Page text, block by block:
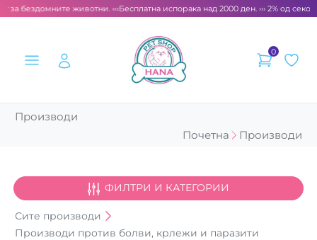
за бездомните животни. ‹‹‹Бесплатна испорака над 2000 ден. ››› 2% од
0
Производи
Почетна
Производи
ФИЛТРИ И КАТЕГОРИИ
Сите производи
Производи против болви, крлежи и паразити